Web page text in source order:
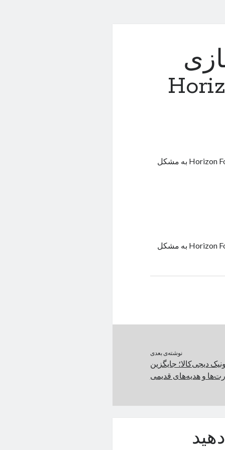
گیمرهایی که سخت‌افزار میان‌رده دارند، در اجرای بازی Horizon Forbidden West به مشکل
گیمرهایی که سخت‌افزار میان‌رده دارند، در اجرای بازی Horizon Forbidden West به مشکل
نوشته‌ی بعدی
دیجی‌کالا؛ جایگزین
و هدیه‌های قدیمی